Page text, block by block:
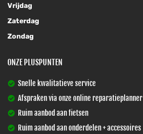
Vrijdag
Zaterdag
Zondag
ONZE PLUSPUNTEN
Snelle kwalitatieve service
Afspraken via onze online reparatieplanner
Ruim aanbod aan fietsen
Ruim aanbod aan onderdelen + accessoires